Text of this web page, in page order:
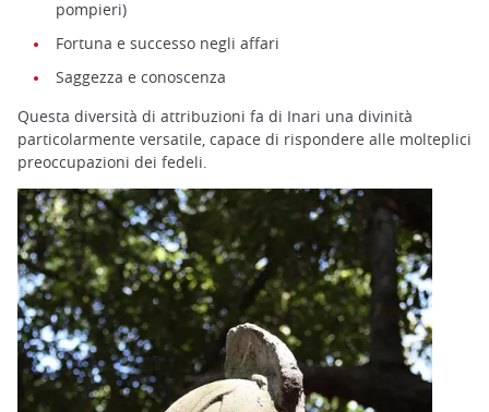
pompieri)
Fortuna e successo negli affari
Saggezza e conoscenza
Questa diversità di attribuzioni fa di Inari una divinità
particolarmente versatile, capace di rispondere alle molteplici
preoccupazioni dei fedeli.